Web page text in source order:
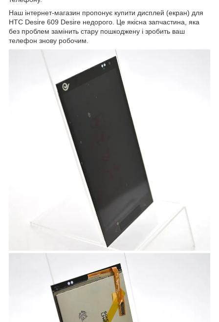
Наш інтернет-магазин пропонує купити дисплей (екран) для
HTC Desire 609 Desire недорого. Це якісна запчастина, яка
без проблем замінить стару пошкоджену і зробить ваш
телефон знову робочим.